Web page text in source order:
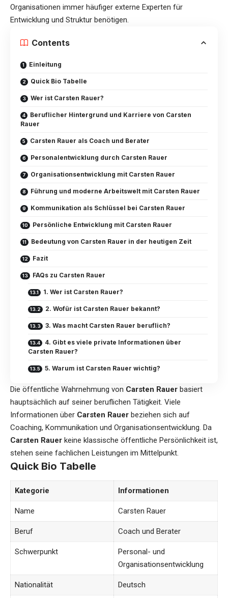
Organisationen immer häufiger externe Experten für
Entwicklung und Struktur benötigen.
Contents
Einleitung
Quick Bio Tabelle
Wer ist Carsten Rauer?
Beruflicher Hintergrund und Karriere von Carsten
Rauer
Carsten Rauer als Coach und Berater
Personalentwicklung durch Carsten Rauer
Organisationsentwicklung mit Carsten Rauer
Führung und moderne Arbeitswelt mit Carsten Rauer
Kommunikation als Schlüssel bei Carsten Rauer
Persönliche Entwicklung mit Carsten Rauer
Bedeutung von Carsten Rauer in der heutigen Zeit
Fazit
FAQs zu Carsten Rauer
1. Wer ist Carsten Rauer?
2. Wofür ist Carsten Rauer bekannt?
3. Was macht Carsten Rauer beruflich?
4. Gibt es viele private Informationen über
Carsten Rauer?
5. Warum ist Carsten Rauer wichtig?
Die öffentliche Wahrnehmung von Carsten Rauer basiert
hauptsächlich auf seiner beruflichen Tätigkeit. Viele
Informationen über Carsten Rauer beziehen sich auf
Coaching, Kommunikation und Organisationsentwicklung. Da
Carsten Rauer keine klassische öffentliche Persönlichkeit ist,
stehen seine fachlichen Leistungen im Mittelpunkt.
Quick Bio Tabelle
Kategorie Informationen
Name Carsten Rauer
Beruf Coach und Berater
Schwerpunkt
Personal- und
Organisationsentwicklung
Nationalität Deutsch